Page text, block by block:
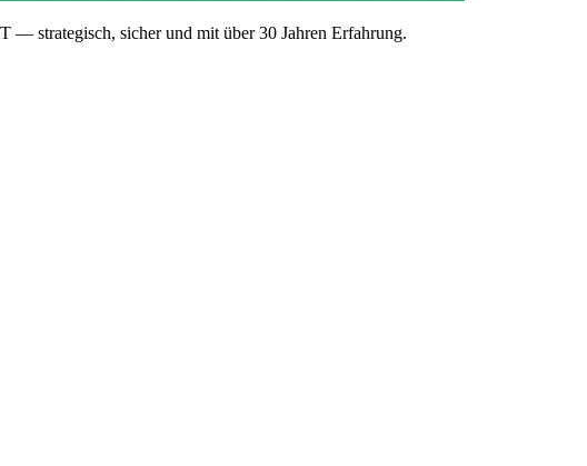
strategisch, sicher und mit über 30 Jahren Erfahrung.